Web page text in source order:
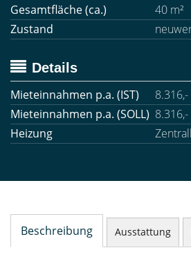
Gesamtfläche (ca.)
40 m²
Zustand
Details
Mieteinnahmen p.a. (IST)
Mieteinnahmen p.a. (SOLL)
Heizung
Beschreibung Ausstattung